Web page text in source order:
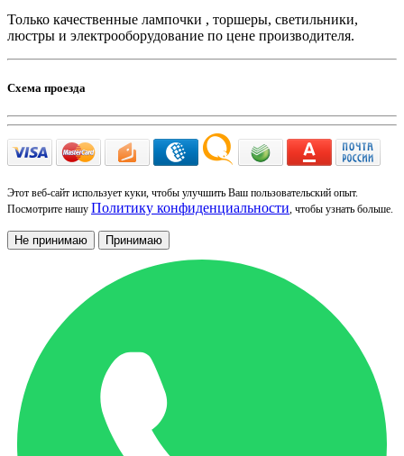
Только качественные лампочки , торшеры, светильники,
люстры и электрооборудование по цене производителя.
Схема проезда
Этот веб-сайт использует куки, чтобы улучшить Ваш пользовательский опыт.
Посмотрите нашу Политику конфиденциальности, чтобы узнать больше.
Не принимаю Принимаю